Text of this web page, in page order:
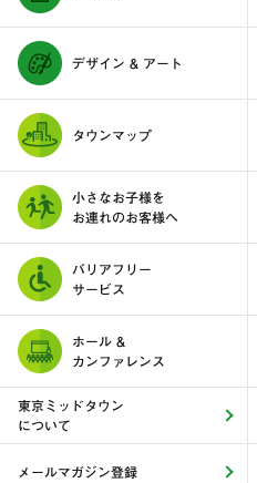
デザイン & アート
タウンマップ
小さなお子様を
お連れのお客様へ
バリアフリー
サービス
ホール &
カンファレンス
東京ミッドタウン
について
メールマガジン登録